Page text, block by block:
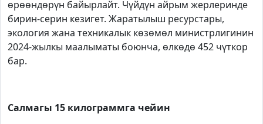
өрөөндөрүн байырлайт. Чүйдүн айрым жерлеринде
бирин-серин кезигет. Жаратылыш ресурстары,
экология жана техникалык көзөмөл министрлигинин
2024-жылкы маалыматы боюнча, өлкөдө 452 чүткор
бар.
Салмагы 15 килограммга чейин